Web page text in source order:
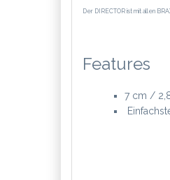
Der DIRECTOR ist mit allen
Features
7 cm /